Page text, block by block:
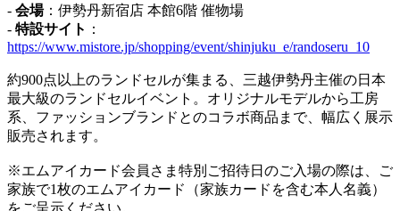
- 会場：伊勢丹新宿店 本館6階 催物場
- 特設サイト ：
https://www.mistore.jp/shopping/event/shinjuku_e/randoseru_10
約900点以上のランドセルが集まる、三越伊勢丹主催の日本
最大級のランドセルイベント。オリジナルモデルから工房
系、ファッションブランドとのコラボ商品まで、幅広く展示
販売されます。
※エムアイカード会員さま特別ご招待日のご入場の際は、ご
家族で1枚のエムアイカード（家族カードを含む本人名義）
をご呈示ください。